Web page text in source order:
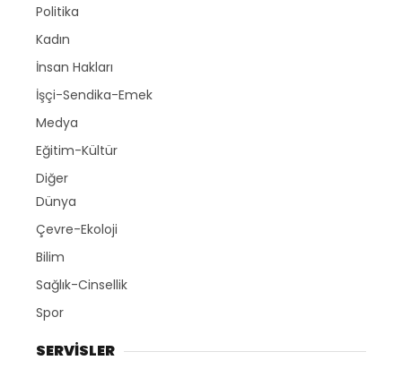
Politika
Kadın
İnsan Hakları
İşçi-Sendika-Emek
Medya
Eğitim-Kültür
Diğer
Dünya
Çevre-Ekoloji
Bilim
Sağlık-Cinsellik
Spor
SERVİSLER